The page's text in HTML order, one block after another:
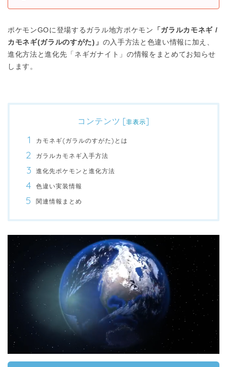
ポケモンGOに登場するガラル地方ポケモン
「ガラルカモネギ /
カモネギ(ガラルのすがた)」 の入手方法と色違い情報に加え、
進化方法と進化先「ネギガナイト」の情報をまとめてお知らせ
します。
コンテンツ [非表示]
カモネギ(ガラルのすがた)とは
ガラルカモネギ入手方法
進化先ポケモンと進化方法
色違い実装情報
関連情報まとめ